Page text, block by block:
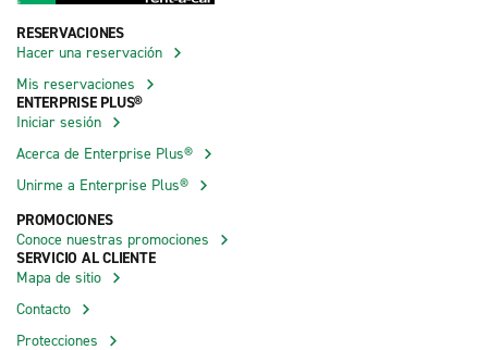
RESERVACIONES
Hacer una reservación
Mis reservaciones
ENTERPRISE PLUS®
Iniciar sesión
Acerca de Enterprise Plus®
Unirme a Enterprise Plus®
PROMOCIONES
Conoce nuestras promociones
SERVICIO AL CLIENTE
Mapa de sitio
Contacto
Protecciones